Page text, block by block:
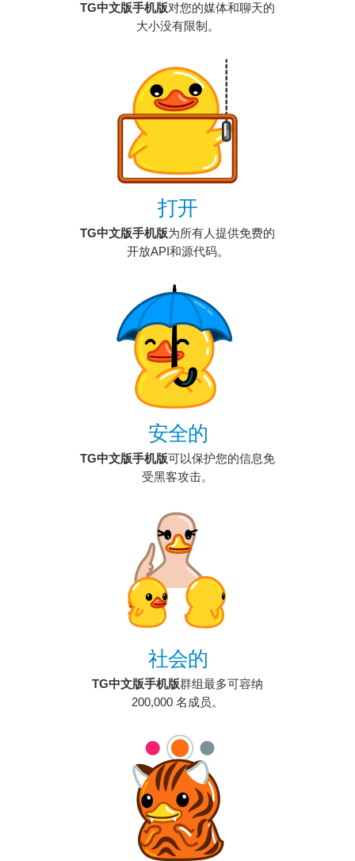
TG中文版手机版对您的媒体和聊天的
大小没有限制。
打开
TG中文版手机版为所有人提供免费的
开放API和源代码。
安全的
TG中文版手机版可以保护您的信息免
受黑客攻击。
社会的
TG中文版手机版群组最多可容纳
200,000 名成员。